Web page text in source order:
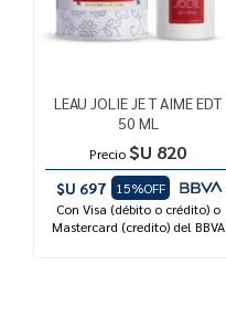
LEAU JOLIE JE T AIME EDT
50 ML
Precio $U 820
$U 697
15%OFF
Con Visa (débito o crédito) o
Mastercard (credito) del BBVA